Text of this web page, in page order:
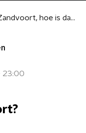
Met de trein naar Zandvoort, hoe is dat?
23:00